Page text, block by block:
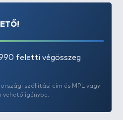
feletti végösszeg
szállítási cím és MPL vagy
vehető igénybe.